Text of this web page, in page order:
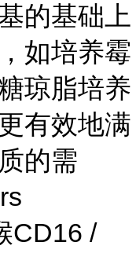
的基础上
如培养霉
琼脂培养
有效地满
的需
CD16 /